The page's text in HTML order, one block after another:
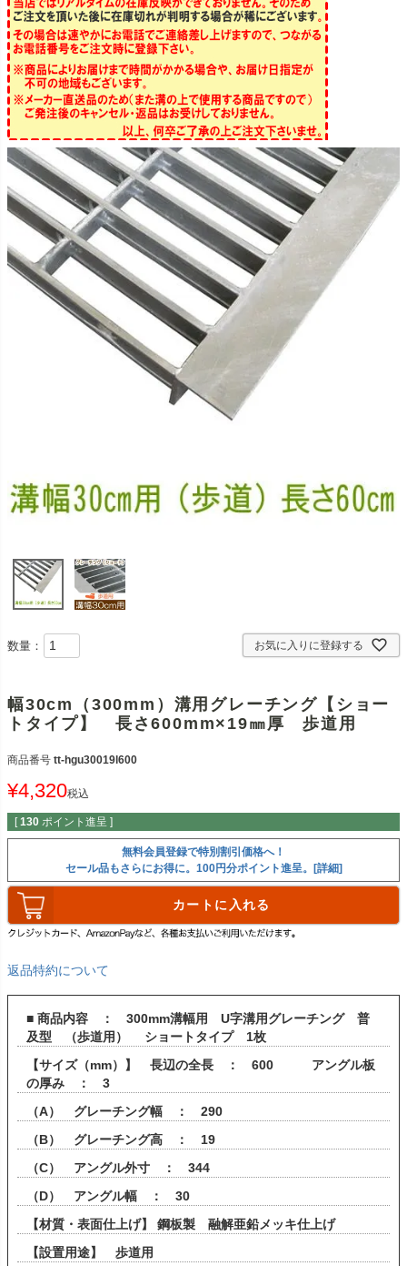
お気に入りに登録する
数量：
幅30cm（300mm）溝用グレーチング【ショー
トタイプ】 長さ600mm×19㎜厚 歩道用
商品番号 tt-hgu30019l600
¥4,320税込
[ 130 ポイント進呈 ]
無料会員登録で特別割引価格へ！
セール品もさらにお得に。100円分ポイント進呈。[詳細]
カートに入れる
返品特約について
■ 商品内容 ： 300mm溝幅用 U字溝用グレーチング 普
及型 （歩道用） ショートタイプ 1枚
【サイズ（mm）】 長辺の全長 ： 600 アングル板
の厚み ： 3
（A） グレーチング幅 ： 290
（B） グレーチング高 ： 19
（C） アングル外寸 ： 344
（D） アングル幅 ： 30
【材質・表面仕上げ】 鋼板製 融解亜鉛メッキ仕上げ
【設置用途】 歩道用